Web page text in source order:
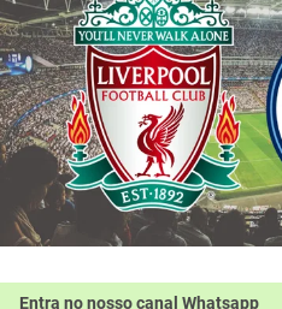
Entra no nosso canal Whatsapp